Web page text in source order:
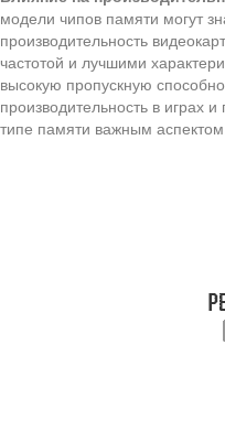
модели чипов памяти могут
производительность
частотой и лучшими
высокую пропускную
производительность в играх
типе памяти важным